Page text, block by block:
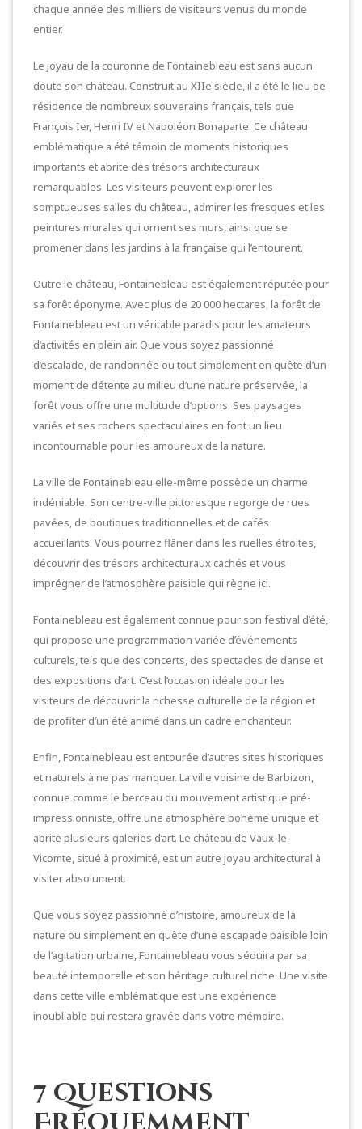
chaque année des milliers de visiteurs venus du monde
entier.
Le joyau de la couronne de Fontainebleau est sans aucun
doute son château. Construit au XIIe siècle, il a été le lieu de
résidence de nombreux souverains français, tels que
François Ier, Henri IV et Napoléon Bonaparte. Ce château
emblématique a été témoin de moments historiques
importants et abrite des trésors architecturaux
remarquables. Les visiteurs peuvent explorer les
somptueuses salles du château, admirer les fresques et les
peintures murales qui ornent ses murs, ainsi que se
promener dans les jardins à la française qui l’entourent.
Outre le château, Fontainebleau est également réputée pour
sa forêt éponyme. Avec plus de 20 000 hectares, la forêt de
Fontainebleau est un véritable paradis pour les amateurs
d’activités en plein air. Que vous soyez passionné
d’escalade, de randonnée ou tout simplement en quête d’un
moment de détente au milieu d’une nature préservée, la
forêt vous offre une multitude d’options. Ses paysages
variés et ses rochers spectaculaires en font un lieu
incontournable pour les amoureux de la nature.
La ville de Fontainebleau elle-même possède un charme
indéniable. Son centre-ville pittoresque regorge de rues
pavées, de boutiques traditionnelles et de cafés
accueillants. Vous pourrez flâner dans les ruelles étroites,
découvrir des trésors architecturaux cachés et vous
imprégner de l’atmosphère paisible qui règne ici.
Fontainebleau est également connue pour son festival d’été,
qui propose une programmation variée d’événements
culturels, tels que des concerts, des spectacles de danse et
des expositions d’art. C’est l’occasion idéale pour les
visiteurs de découvrir la richesse culturelle de la région et
de profiter d’un été animé dans un cadre enchanteur.
Enfin, Fontainebleau est entourée d’autres sites historiques
et naturels à ne pas manquer. La ville voisine de Barbizon,
connue comme le berceau du mouvement artistique pré-
impressionniste, offre une atmosphère bohème unique et
abrite plusieurs galeries d’art. Le château de Vaux-le-
Vicomte, situé à proximité, est un autre joyau architectural à
visiter absolument.
Que vous soyez passionné d’histoire, amoureux de la
nature ou simplement en quête d’une escapade paisible loin
de l’agitation urbaine, Fontainebleau vous séduira par sa
beauté intemporelle et son héritage culturel riche. Une visite
dans cette ville emblématique est une expérience
inoubliable qui restera gravée dans votre mémoire.
7 Questions